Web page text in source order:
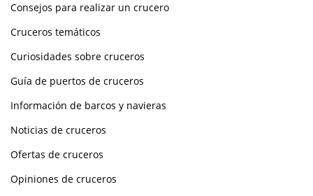
Consejos para realizar un crucero
Cruceros temáticos
Curiosidades sobre cruceros
Guía de puertos de cruceros
Información de barcos y navieras
Noticias de cruceros
Ofertas de cruceros
Opiniones de cruceros